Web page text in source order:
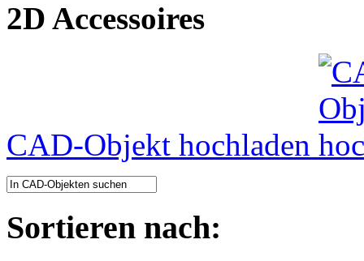
2D Accessoires
CAD-Objekt hochladen
Sortieren nach: